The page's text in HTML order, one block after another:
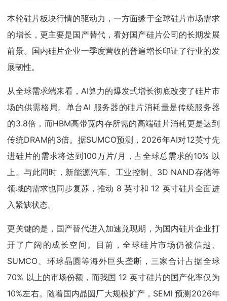
本轮硅片板块行情的驱动力，一方面缘于全球硅片市场需求
的增长，更主要是国产替代，看好国产硅片公司的长期发展
前景。国内硅片企业一季度营收的普遍增长印证了行业的发
展韧性。
从全球需求端来看，AI算力的爆发式增长彻底改变了硅片市
场的供需格局。单台AI 服务器的硅片消耗量是传统服务器
的3.8倍，而HBM高带宽内存所需的高端硅片消耗更是达到
传统DRAM的3倍。据SUMCO预测，2026年AI对12英寸先
进硅片的需求将达到100万片/月，占全球总需求的10% 以
上。与此同时，新能源汽车、工业控制、3D NAND存储等
领域的需求也同步复苏，推动 8 英寸和 12 英寸硅片全面进
入紧缺状态。
更关键的是，国产替代进入加速兑现期，为国内硅片企业打
开了广阔的成长空间。目前，全球硅片市场仍被信越、
SUMCO、环球晶圆等海外巨头垄断，三家合计占据全球
70% 以上的市场份额，而我国 12 英寸硅片的国产化率仅为
10%左右。随着国内晶圆厂大规模扩产，SEMI 预测2026年